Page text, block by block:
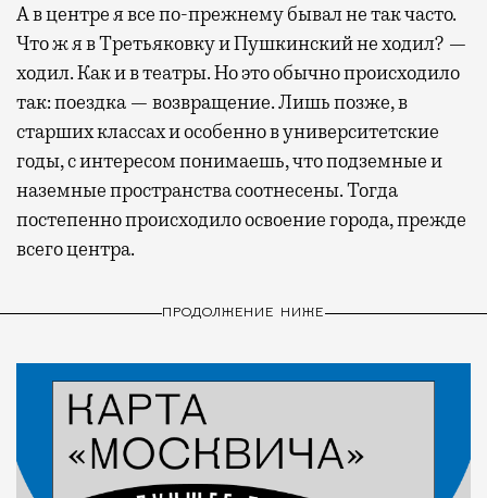
А в центре я все по-прежнему бывал не так часто.
Что ж я в Третьяковку и Пушкинский не ходил? —
ходил. Как и в театры. Но это обычно происходило
так: поездка — возвращение. Лишь позже, в
старших классах и особенно в университетские
годы, с интересом понимаешь, что подземные и
наземные пространства соотнесены. Тогда
постепенно происходило освоение города, прежде
всего центра.
ПРОДОЛЖЕНИЕ НИЖЕ